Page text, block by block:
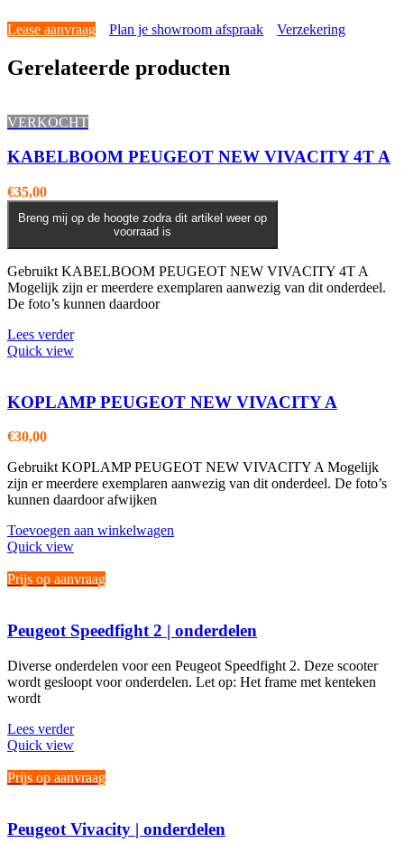
Lease aanvraag Plan je showroom afspraak Verzekering
Gerelateerde producten
VERKOCHT
KABELBOOM PEUGEOT NEW VIVACITY 4T A
€35,00
Breng mij op de hoogte zodra dit artikel weer op
voorraad is
Gebruikt KABELBOOM PEUGEOT NEW VIVACITY 4T A
Mogelijk zijn er meerdere exemplaren aanwezig van dit onderdeel.
De foto’s kunnen daardoor
Lees verder
Quick view
KOPLAMP PEUGEOT NEW VIVACITY A
€30,00
Gebruikt KOPLAMP PEUGEOT NEW VIVACITY A Mogelijk
zijn er meerdere exemplaren aanwezig van dit onderdeel. De foto’s
kunnen daardoor afwijken
Toevoegen aan winkelwagen
Quick view
Prijs op aanvraag
Peugeot Speedfight 2 | onderdelen
Diverse onderdelen voor een Peugeot Speedfight 2. Deze scooter
wordt gesloopt voor onderdelen. Let op: Het frame met kenteken
wordt
Lees verder
Quick view
Prijs op aanvraag
Peugeot Vivacity | onderdelen